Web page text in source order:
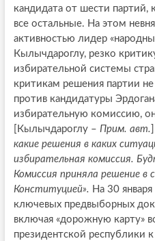
кандидата от шести
все остальные. На этом
активностью лидер
Кылычдароглу, резко
избирательной системы
критикам решения партии не
против кандидатуры
избирательную комиссию,
[Кылычдароглу – Прим. авт.
какие решения в каких
избирательная комиссия.
Комиссия приняла решение в
Конституцией». На 30
ключевых предвыборных
включая «дорожную карту»
президентской республики